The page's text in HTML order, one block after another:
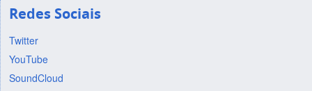
Redes Sociais
Twitter
YouTube
SoundCloud